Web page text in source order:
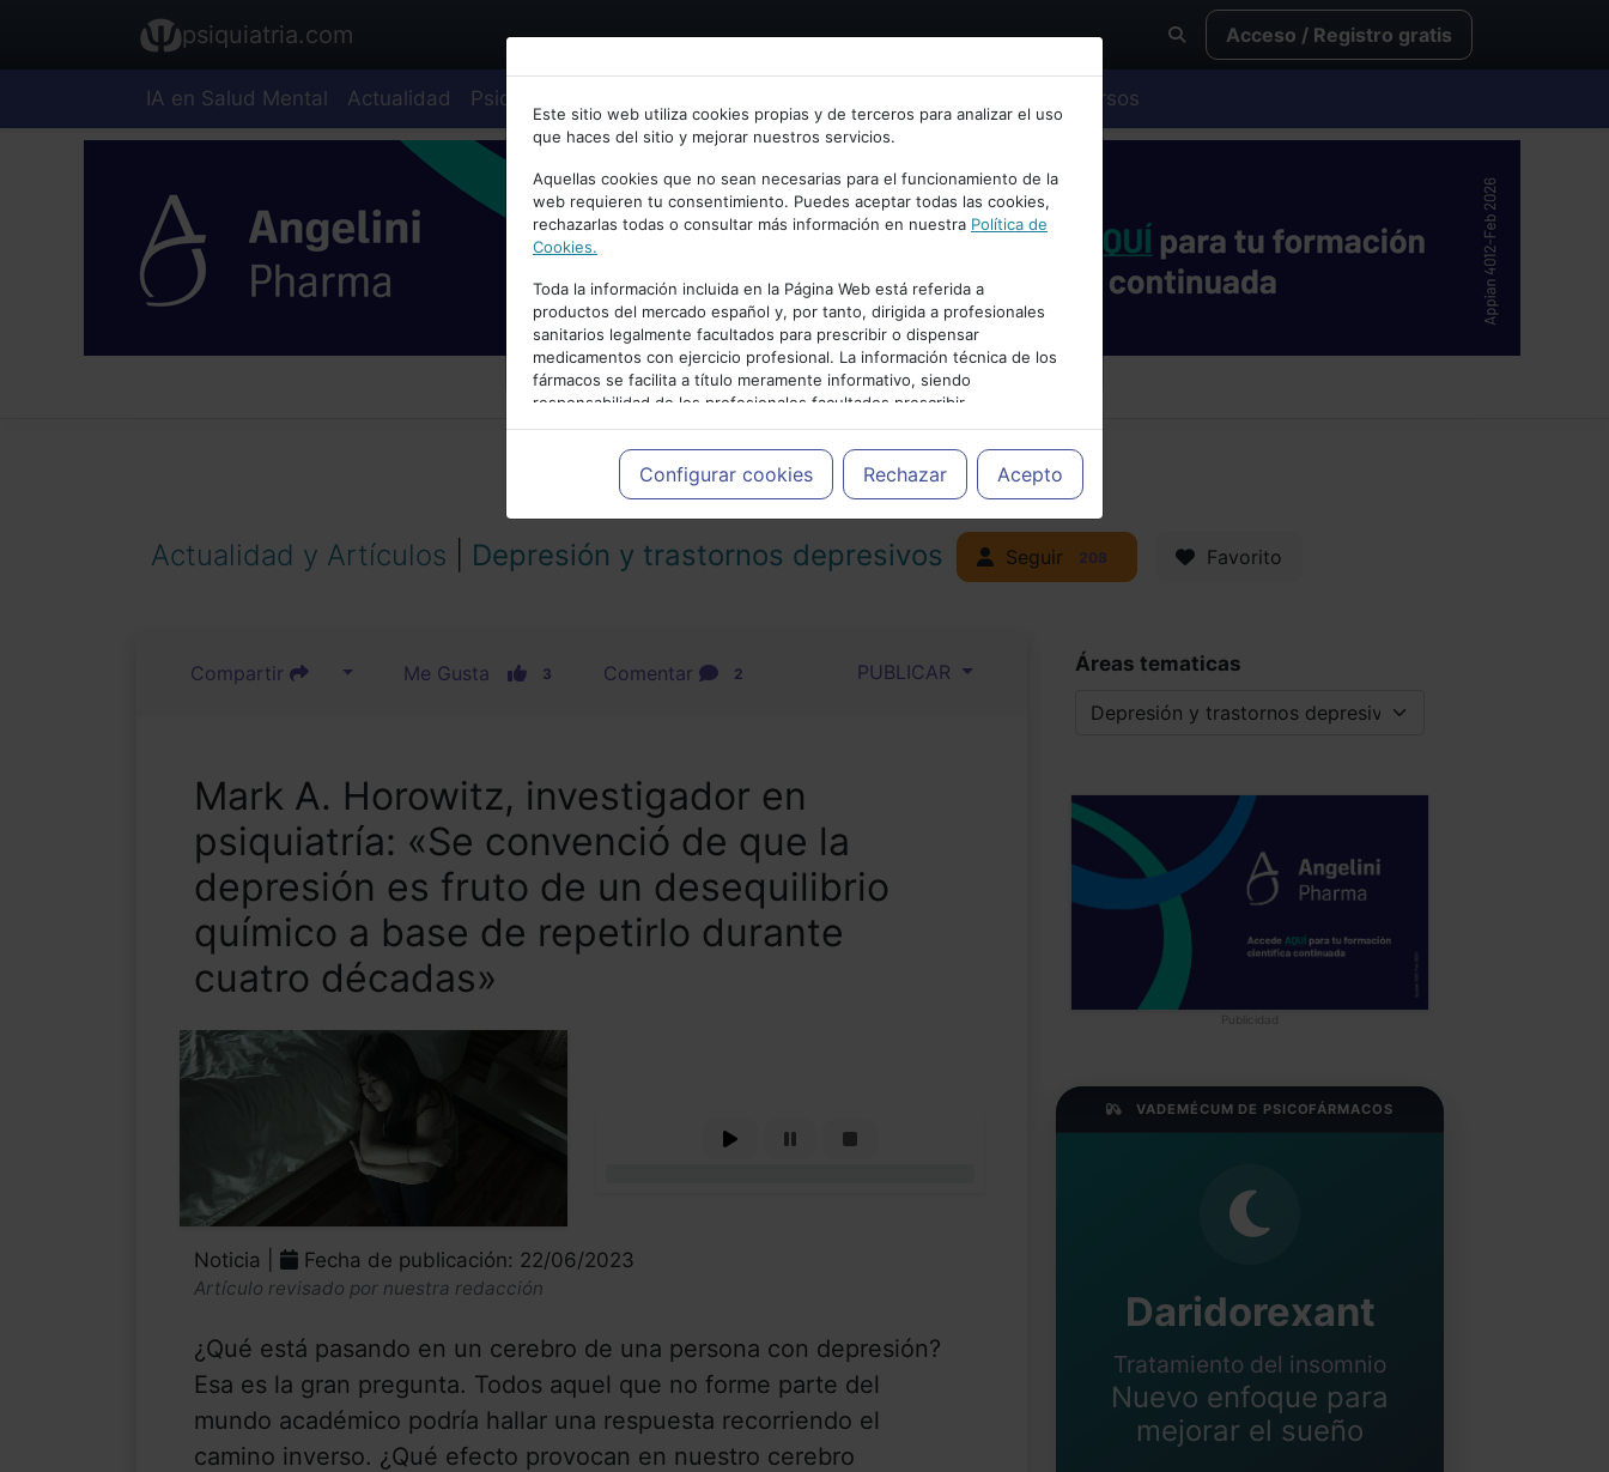
Bienvenid@ a psiquiatria.com
Escribe tu Email
Accede o regístrate con tu email.
Cancelar
psiquiatria.com Acceso / Registro gratis
IA en Salud Mental Actualidad Psiquiatría Cursos
Este sitio web utiliza cookies propias y de terceros para analizar el uso
que haces del sitio y mejorar nuestros servicios.
Aquellas cookies que no sean necesarias para el funcionamiento de la
web requieren tu consentimiento. Puedes aceptar todas las cookies,
rechazarlas todas o consultar más información en nuestra Política de
Cookies.
Toda la información incluida en la Página Web está referida a
productos del mercado español y, por tanto, dirigida a profesionales
sanitarios legalmente facultados para prescribir o dispensar
medicamentos con ejercicio profesional. La información técnica de los
fármacos se facilita a título meramente informativo, siendo
responsabilidad de los profesionales facultados prescribir
medicamentos y decidir, en cada caso concreto, el tratamiento más
adecuado a las necesidades del paciente.
Configurar cookies Rechazar Acepto
PUBLICIDAD
Actualidad y Artículos Depresión y trastornos depresivos Seguir 208 Favorito
Compartir Me Gusta 3 Comentar 2 PUBLICAR
Mark A. Horowitz, investigador en
psiquiatría: «Se convenció de que la
depresión es fruto de un desequilibrio
químico a base de repetirlo durante
cuatro décadas»
Noticia | Fecha de publicación: 22/06/2023
Artículo revisado por nuestra redacción
¿Qué está pasando en un cerebro de una persona con depresión?
Esa es la gran pregunta. Todos aquel que no forme parte del
mundo académico podría hallar una respuesta recorriendo el
camino inverso. ¿Qué efecto provocan en nuestro cerebro
Áreas tematicas
Publicidad
VADEMÉCUM DE PSICOFÁRMACOS
Daridorexant
Tratamiento del insomnio
Nuevo enfoque para
mejorar el sueño